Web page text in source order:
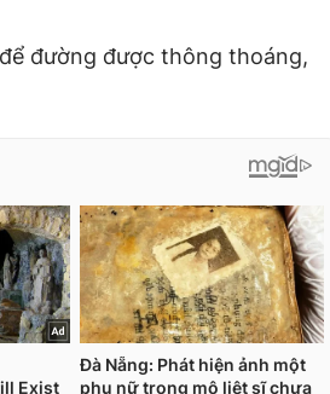
đường được thông thoáng,